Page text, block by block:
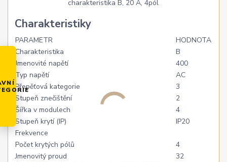
Charakteristiky
PARAMETR
HODNOTA
Charakteristika
B
Jmenovité napětí
400
Typ napětí
AC
Přepěťová kategorie
3
Stupeň znečištění
2
Šířka v modulech
4
Stupeň krytí (IP)
IP20
Frekvence
Počet krytých pólů
4
Jmenovitý proud
32